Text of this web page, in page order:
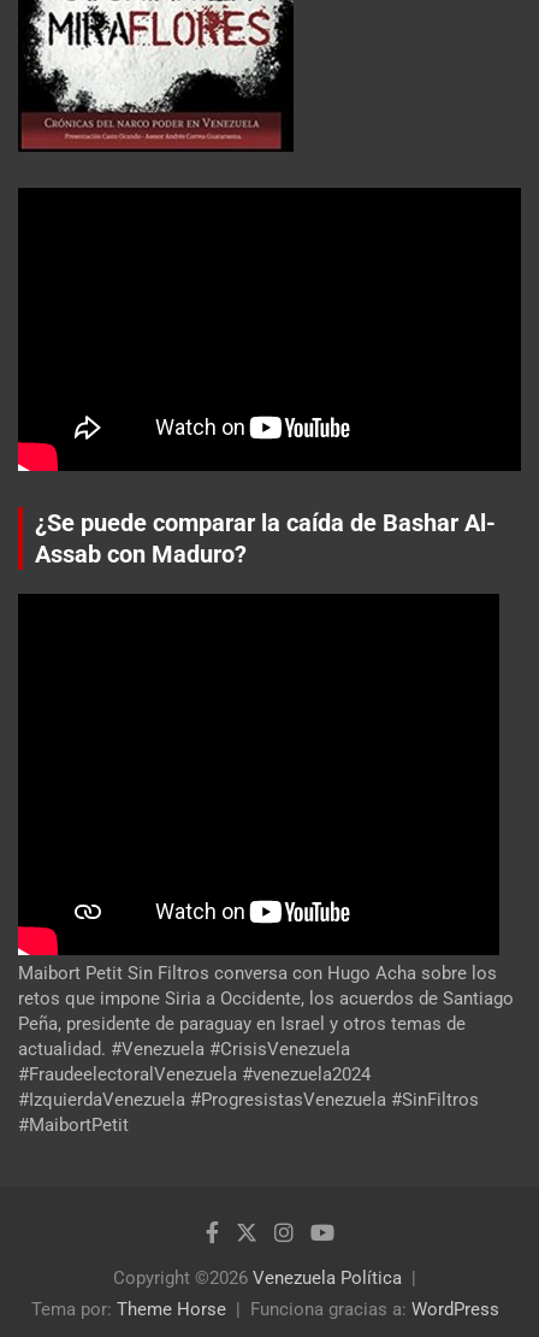
¿Se puede comparar la caída de Bashar Al-
Assab con Maduro?
Maibort Petit Sin Filtros conversa con Hugo Acha sobre los
retos que impone Siria a Occidente, los acuerdos de Santiago
Peña, presidente de paraguay en Israel y otros temas de
actualidad. #Venezuela #CrisisVenezuela
#FraudeelectoralVenezuela #venezuela2024
#IzquierdaVenezuela #ProgresistasVenezuela #SinFiltros
#MaibortPetit
Copyright ©2026 Venezuela Política
Tema por: Theme Horse Funciona gracias a: WordPress